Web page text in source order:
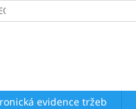
OBCHODNÍ PODMÍNKY
evidence tržeb